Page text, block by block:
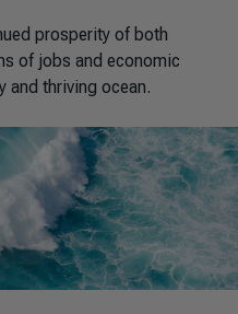
prosperity of both
of jobs and economic
and thriving ocean.